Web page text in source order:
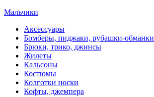
Мальчики
Аксессуары
Бомберы, пиджаки, рубашки-обманки
Брюки, трико, джинсы
Жилеты
Кальсоны
Костюмы
Колготки носки
Кофты, джемпера